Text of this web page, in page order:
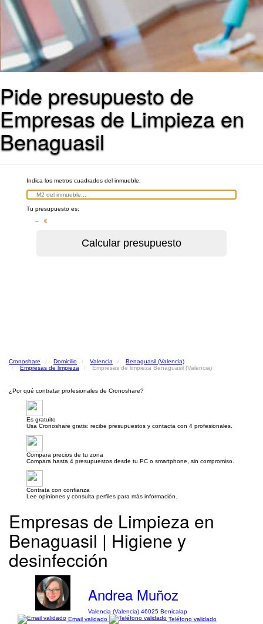
Pide presupuesto de
Empresas de Limpieza en
Benaguasil
Indica los metros cuadrados del inmueble:
Tu presupuesto es:
– €
Cronoshare Domicilio Valencia
Benaguasil (Valencia)
Empresas de limpieza
Empresas de limpieza Benaguasil (Valencia)
¿Por qué contratar profesionales de Cronoshare?
Es gratuito
Usa Cronoshare gratis: recibe presupuestos y contacta con 4 profesionales.
Compara precios de tu zona
Compara hasta 4 presupuestos desde tu PC o smartphone, sin compromiso.
Contrata con confianza
Lee opiniones y consulta perfiles para más información.
Empresas de Limpieza en
Benaguasil | Higiene y
desinfección
Andrea Muñoz
Valencia (Valencia) 46025 Benicalap
Email validado
Teléfono validado